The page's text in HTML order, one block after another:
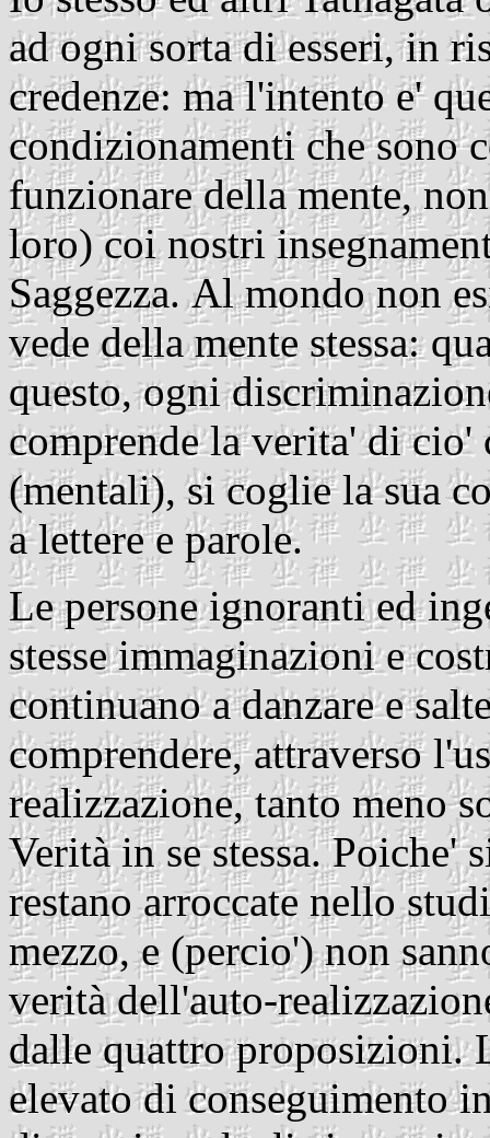
ad ogni sorta di esseri, in
credenze: ma l'intento e'
condizionamenti che sono
funzionare della mente,
loro) coi nostri
Saggezza. Al mondo non
vede della mente stessa:
questo, ogni
comprende la verita' di cio'
(mentali), si coglie la sua
a lettere e parole.
Le persone ignoranti ed
stesse immaginazioni e
continuano a danzare e
comprendere, attraverso
realizzazione, tanto meno
Verità in se stessa. Poiche'
restano arroccate nello
mezzo, e (percio') non
verità dell'auto-
dalle quattro proposizioni.
elevato di conseguimento